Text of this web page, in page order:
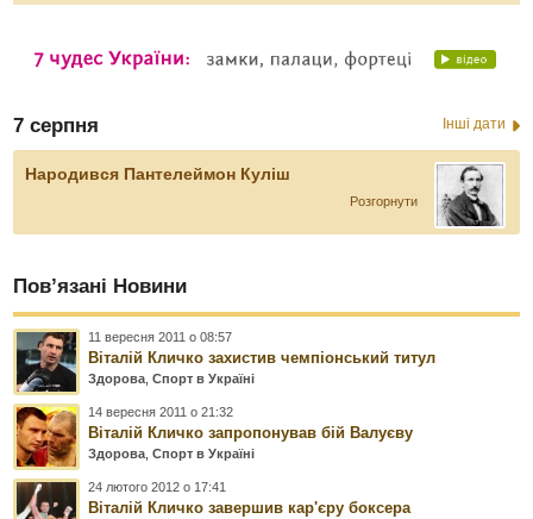
7 серпня Інші дати
Народився Пантелеймон Куліш
Розгорнути
Пов’язані Новини
11 вересня 2011 о 08:57
Віталій Кличко захистив чемпіонський титул
Здорова ,Спорт в Україні
14 вересня 2011 о 21:32
Віталій Кличко запропонував бій Валуєву
Здорова ,Спорт в Україні
24 лютого 2012 о 17:41
Віталій Кличко завершив кар'єру боксера